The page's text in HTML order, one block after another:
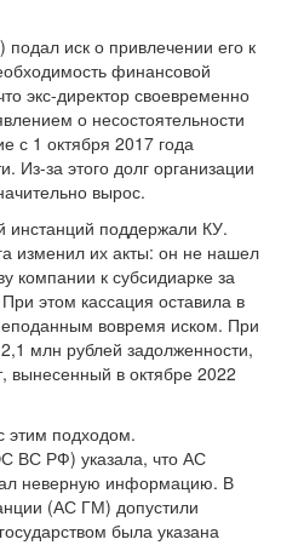
иск о привлечении его к
финансовой
экс-директор своевременно
о несостоятельности
с 1 октября 2017 года
Из-за этого долг организации
вырос.
поддержали КУ.
изменил их акты: он не нашел
компании к субсидиарке за
этом кассация оставила в
вовремя иском. При
млн рублей задолженности,
вынесенный в октябре 2022
подходом.
ВС РФ) указала, что АС
неверную информацию. В
(АС ГМ) допустили
была указана
результате исправления.